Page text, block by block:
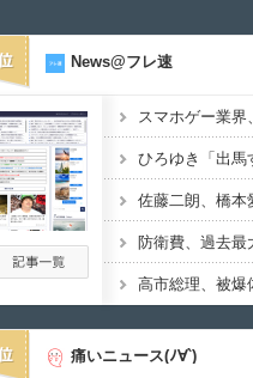
News@フレ速
痛いニュース(ﾉ∀`)